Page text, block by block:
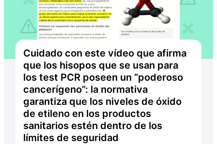
Cuidado con este vídeo que afirma
que los hisopos que se usan para
los test PCR poseen un “poderoso
cancerígeno”: la normativa
garantiza que los niveles de óxido
de etileno en los productos
sanitarios estén dentro de los
límites de seguridad